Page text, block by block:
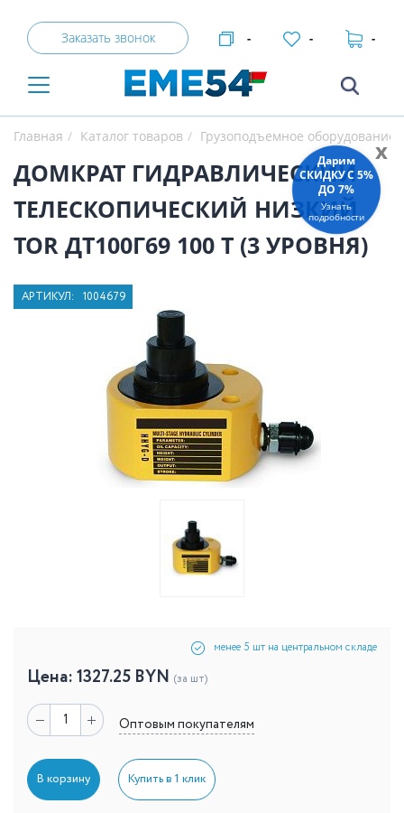
Заказать звонок - - -
Главная Каталог товаров Грузоподъемное оборудование
ДОМКРАТ ГИДРАВЛИЧЕСКИЙ
ТЕЛЕСКОПИЧЕСКИЙ НИЗКИЙ
TOR ДТ100Г69 100 Т (3 УРОВНЯ)
АРТИКУЛ: 1004679
менее 5 шт на центральном складе
Цена:1327.25 BYN (за шт)
Оптовым покупателям
В корзину Купить в 1 клик
x
Дарим
СКИДКУ C 5%
ДО 7%
Узнать
подробности